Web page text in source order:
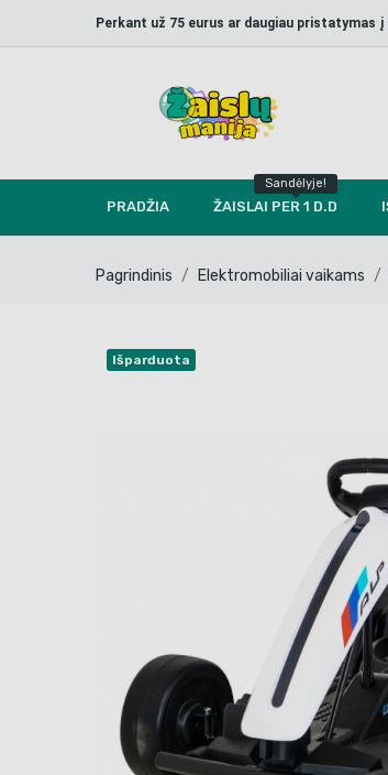
Perkant už 75 eurus ar daugiau pristatymas
PRADŽIA ŽAISLAI PER 1 D.D
Sandėlyje!
Pagrindinis Elektromobiliai vaikams
Išparduota